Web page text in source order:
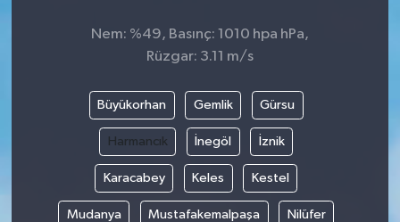
Nem: %49, Basınç: 1010 hpa hPa,
Rüzgar: 3.11 m/s
Büyükorhan Gemlik Gürsu
Harmancık İnegöl İznik
Karacabey Keles Kestel
Mudanya Mustafakemalpaşa Nilüfer